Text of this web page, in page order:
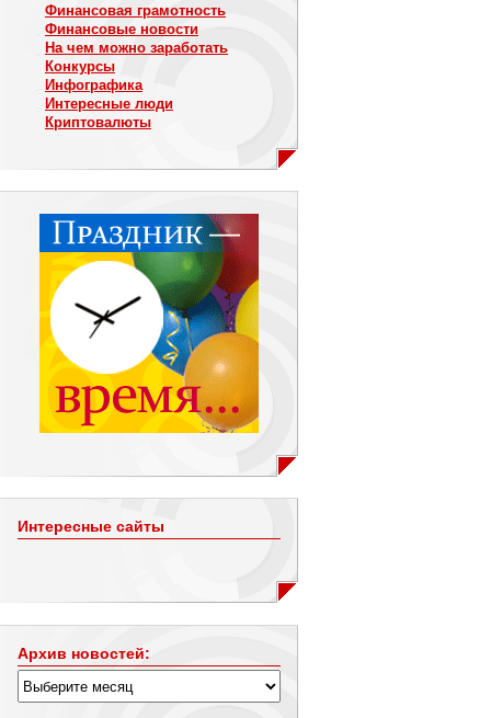
Финансовая грамотность
Финансовые новости
На чем можно заработать
Конкурсы
Инфографика
Интересные люди
Криптовалюты
Интересные сайты
Архив новостей: